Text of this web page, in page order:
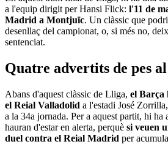
a l'equip dirigit per Hansi Flick: l'11 de
Madrid a Montjuïc. Un clàssic que
desenllaç del campionat, o, si més no,
sentenciat.
Quatre advertits de pes
Abans d'aquest clàssic de Lliga, el Barça
el Reial Valladolid a l'estadi José
a la 34a jornada. Per a aquest partit, hi ha
hauran d'estar en alerta, perquè si veuen
duel contra el Reial Madrid per